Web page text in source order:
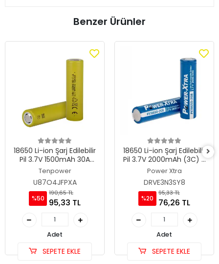
Benzer Ürünler
18650 Li-ion Şarj Edilebilir
Pil 3.7V 1500mAh 30A
High-Drain-20C -
Tenpower ICR18650-15SG
Tenpower
U87O4JFPXA
%50
190,65 TL
95,33 TL
Adet
SEPETE EKLE
18650 Li-ion Şarj Edilebilir
Pil 3.7V 2000mAh (3C) -
Power-Xtra PX18650-20B
Power Xtra
DRVE3N3SY8
%20
95,33 TL
76,26 TL
Adet
SEPETE EKLE